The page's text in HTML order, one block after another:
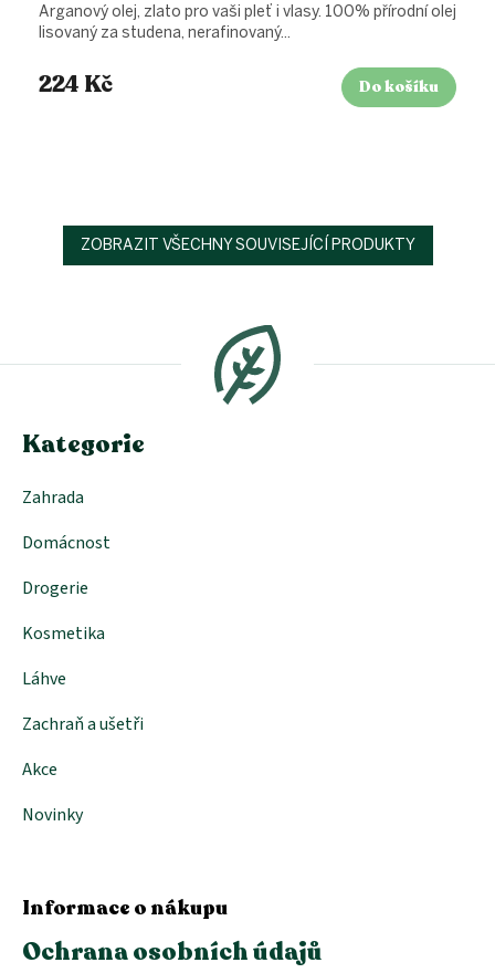
224 Kč Do košíku
Arganový olej, zlato pro vaši pleť i vlasy. 100% přírodní olej
lisovaný za studena, nerafinovaný...
ZOBRAZIT VŠECHNY SOUVISEJÍCÍ PRODUKTY
a
Kategorie
Zahrada
Domácnost
Drogerie
Kosmetika
Láhve
Zachraň a ušetři
Akce
Novinky
Informace o nákupu
Ochrana osobních údajů